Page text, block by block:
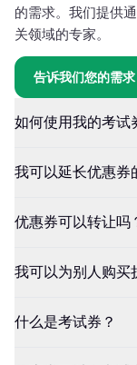
的需求。我们提供
关领域的专家。
告诉我们您的需求
如何使用我的考试
我可以延长优惠券
优惠券可以转让吗
我可以为别人购买
什么是考试券？